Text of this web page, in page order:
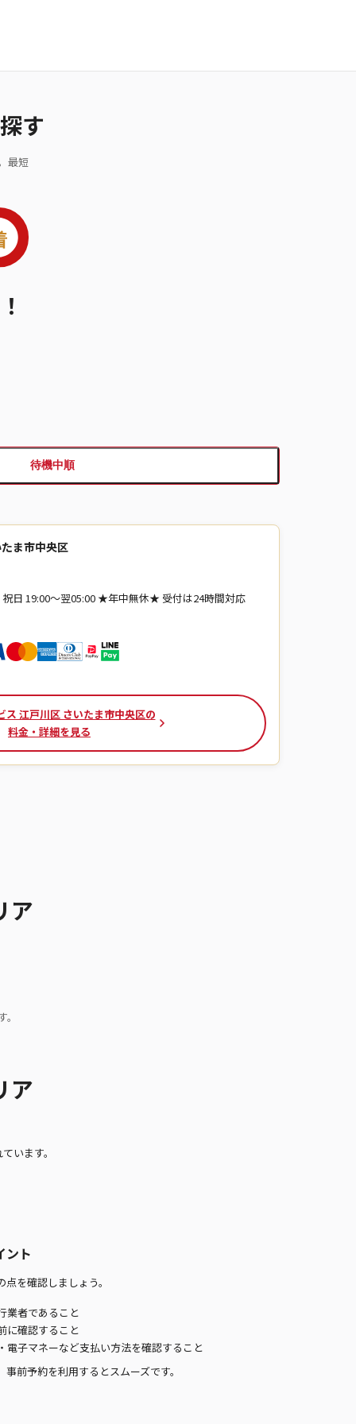
す
最短
待機中順
ま市中央区
祝日 19:00～翌05:00 ★年中無休★ 受付は24時間対応
ス 江戸川区 さいたま市中央区の
料金・詳細を見る
ア
ア
います。
ント
を確認しましょう。
業者であること
に確認すること
電子マネーなど支払い方法を確認すること
前予約を利用するとスムーズです。